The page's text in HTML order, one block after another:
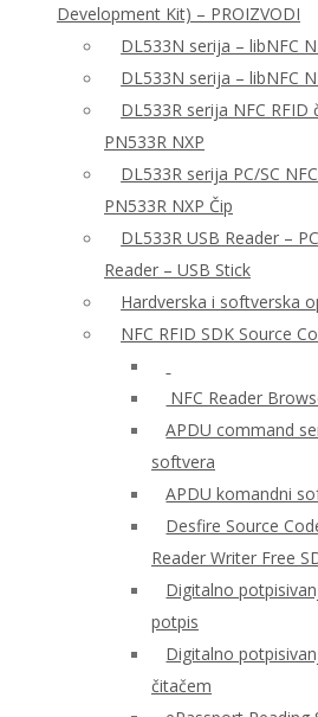
Development Kit) – PROIZVODI
DL533N serija – libNFC
DL533N serija – libNFC
DL533R serija NFC RFID
PN533R NXP
DL533R serija PC/SC
PN533R NXP Čip
DL533R USB Reader –
Reader – USB Stick
Hardverska i softverska
NFC RFID SDK Source
NFC Reader
APDU command
softvera
APDU komandni
Desfire Source
Reader Writer Free
Digitalno
potpis
Digitalno
čitačem